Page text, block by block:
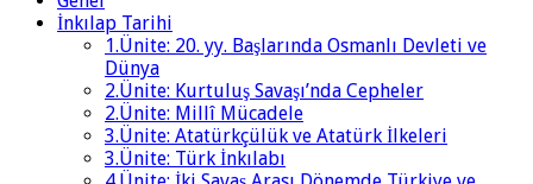
İnkılap Tarihi
1.Ünite: 20. yy. Başlarında Osmanlı Devleti ve
Dünya
2.Ünite: Kurtuluş Savaşı’nda Cepheler
2.Ünite: Millî Mücadele
3.Ünite: Atatürkçülük ve Atatürk İlkeleri
3.Ünite: Türk İnkılabı